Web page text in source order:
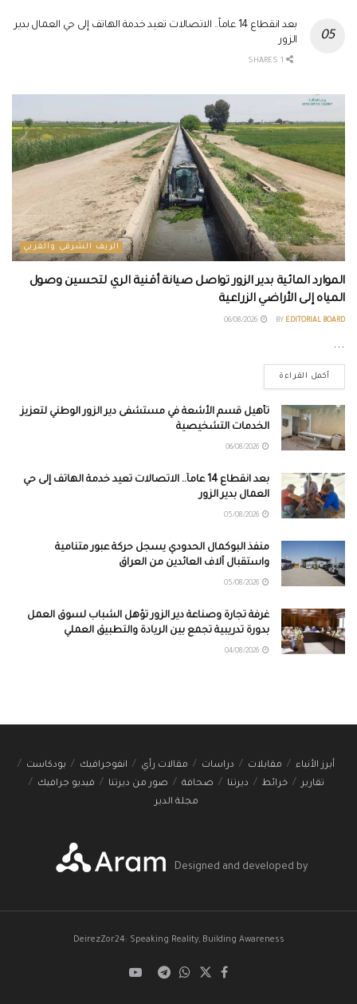
بعد انقطاع 14 عاماً.. الاتصالات تعيد خدمة الهاتف إلى حي العمال بدير
الزور
الريف الشرقي والغربي
الموارد المائية بدير الزور تواصل صيانة أقنية الري لتحسين وصول
المياه إلى الأراضي الزراعية
BY EDITORIAL BOARD
...
أكمل القراءة
تأهيل قسم الأشعة في مستشفى دير الزور الوطني لتعزيز
الخدمات التشخيصية
بعد انقطاع 14 عاماً.. الاتصالات تعيد خدمة الهاتف إلى حي
العمال بدير الزور
منفذ البوكمال الحدودي يسجل حركة عبور متنامية
واستقبال آلاف العائدين من العراق
غرفة تجارة وصناعة دير الزور تؤهل الشباب لسوق العمل
بدورة تدريبية تجمع بين الريادة والتطبيق العملي
أبرز الأنباء مقابلات دراسات مقالات رأي انفوجرافيك
بودكاست
تقارير
خرائط ديرتنا صحافة صور من ديرتنا
فيديو جرافيك
مجلة الدير
Designed and developed by
DeirezZor24: Speaking Reality, Building Awareness